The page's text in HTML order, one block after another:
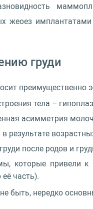
жеоез
груди
преимущественно
тела –
асимметрия
результате
после родов и
которые привели
часть).
быть, нередко